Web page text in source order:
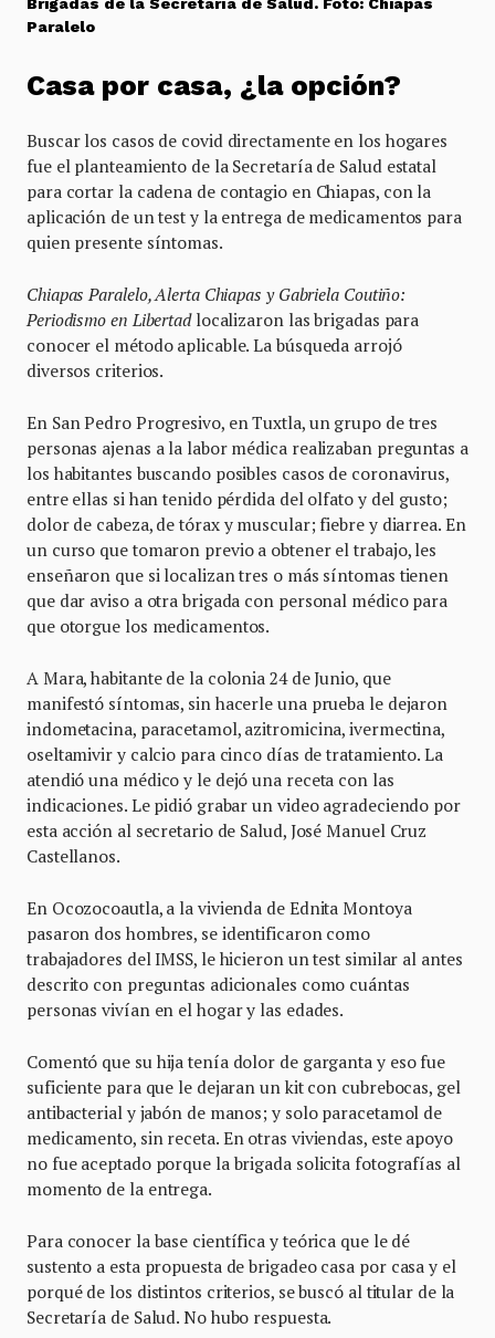
Brigadas de la Secretaría de Salud. Foto: Chiapas
Paralelo
Casa por casa, ¿la opción?
Buscar los casos de covid directamente en los hogares
fue el planteamiento de la Secretaría de Salud estatal
para cortar la cadena de contagio en Chiapas, con la
aplicación de un test y la entrega de medicamentos para
quien presente síntomas.
Chiapas Paralelo, Alerta Chiapas y Gabriela Coutiño:
Periodismo en Libertadlocalizaron las brigadas para
conocer el método aplicable. La búsqueda arrojó
diversos criterios.
En San Pedro Progresivo, en Tuxtla, un grupo de tres
personas ajenas a la labor médica realizaban preguntas a
los habitantes buscando posibles casos de coronavirus,
entre ellas si han tenido pérdida del olfato y del gusto;
dolor de cabeza, de tórax y muscular; fiebre y diarrea. En
un curso que tomaron previo a obtener el trabajo, les
enseñaron que si localizan tres o más síntomas tienen
que dar aviso a otra brigada con personal médico para
que otorgue los medicamentos.
A Mara, habitante de la colonia 24 de Junio, que
manifestó síntomas, sin hacerle una prueba le dejaron
indometacina, paracetamol, azitromicina, ivermectina,
oseltamivir y calcio para cinco días de tratamiento. La
atendió una médico y le dejó una receta con las
indicaciones. Le pidió grabar un video agradeciendo por
esta acción al secretario de Salud, José Manuel Cruz
Castellanos.
En Ocozocoautla, a la vivienda de Ednita Montoya
pasaron dos hombres, se identificaron como
trabajadores del IMSS, le hicieron un test similar al antes
descrito con preguntas adicionales como cuántas
personas vivían en el hogar y las edades.
Comentó que su hija tenía dolor de garganta y eso fue
suficiente para que le dejaran un kit con cubrebocas, gel
antibacterial y jabón de manos; y solo paracetamol de
medicamento, sin receta. En otras viviendas, este apoyo
no fue aceptado porque la brigada solicita fotografías al
momento de la entrega.
Para conocer la base científica y teórica que le dé
sustento a esta propuesta de brigadeo casa por casa y el
porqué de los distintos criterios, se buscó al titular de la
Secretaría de Salud. No hubo respuesta.